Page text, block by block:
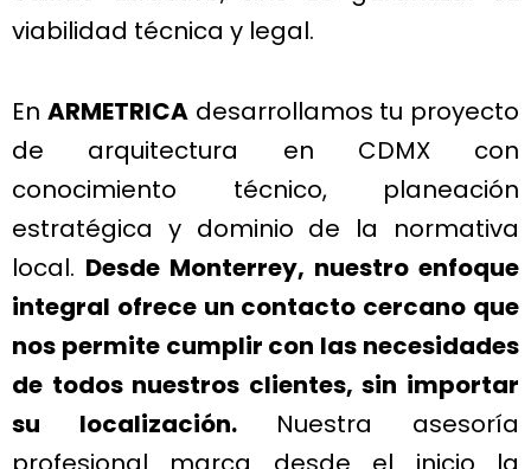
viabilidad técnica y legal.
En ARMETRICAdesarrollamos tu proyecto
de arquitectura en CDMX con
conocimiento técnico, planeación
estratégica y dominio de la normativa
local. Desde Monterrey, nuestro enfoque
integral ofrece un contacto cercano que
nos permite cumplir con las necesidades
de todos nuestros clientes, sin importar
su localización.Nuestra asesoría